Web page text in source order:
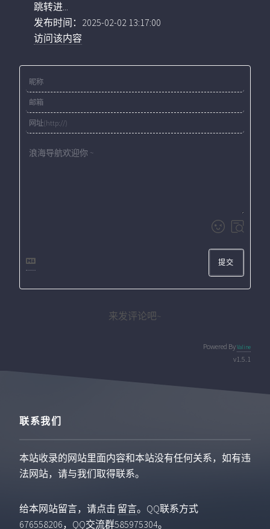
跳转进...
发布时间：2025-02-02 13:17:00
访问该内容
提交
来发评论吧~
Powered ByValine
v1.5.1
联系我们
本站收录的网站里面内容和本站没有任何关系，如有违
法网站，请与我们取得联系。
给本网站留言，请点击 留言。QQ联系方式
676558206，QQ交流群585975304。